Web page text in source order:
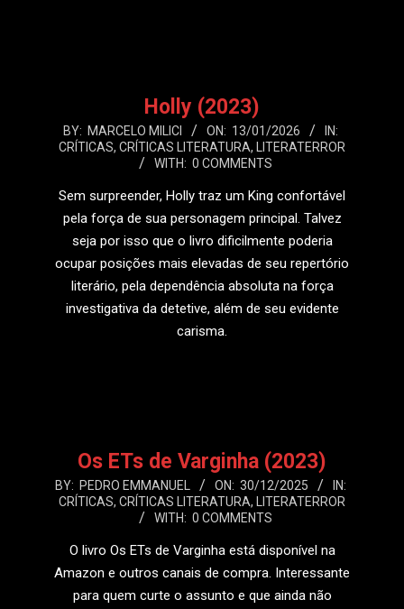
Holly (2023)
2026-
01-
BY: MARCELO MILICI ON: 13/01/2026
IN:
CRÍTICAS, CRÍTICAS LITERATURA, LITERATERROR
WITH: 0 COMMENTS
Sem surpreender, Holly traz um King confortável
pela força de sua personagem principal. Talvez
seja por isso que o livro dificilmente poderia
ocupar posições mais elevadas de seu repertório
literário, pela dependência absoluta na força
investigativa da detetive, além de seu evidente
carisma.
Os ETs de Varginha (2023)
2025-
12-
BY: PEDRO EMMANUEL ON: 30/12/2025
IN:
CRÍTICAS, CRÍTICAS LITERATURA, LITERATERROR
WITH: 0 COMMENTS
O livro Os ETs de Varginha está disponível na
Amazon e outros canais de compra. Interessante
para quem curte o assunto e que ainda não